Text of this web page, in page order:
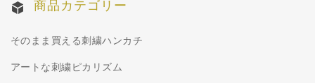
商品カテゴリー
そのまま買える刺繍ハンカチ
アートな刺繍ピカリズム